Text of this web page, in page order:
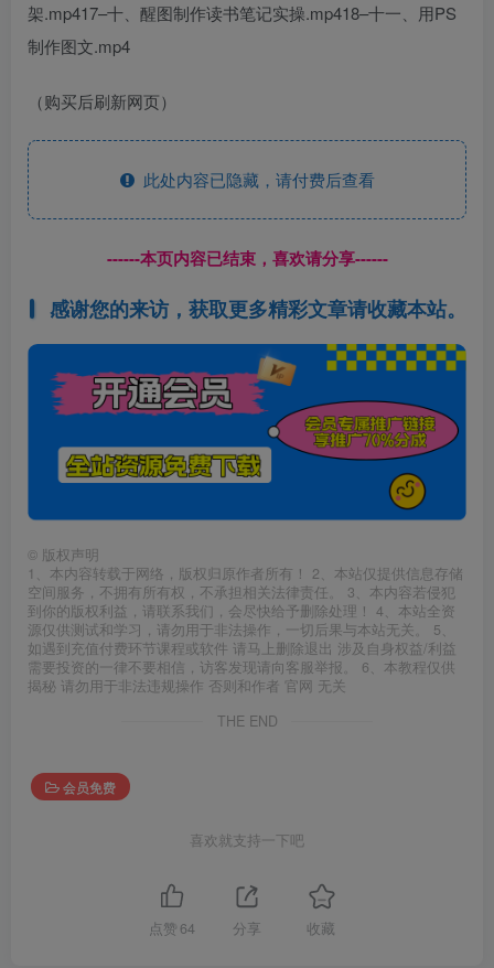
架.mp417–十、醒图制作读书笔记实操.mp418–十一、用PS
制作图文.mp4
（购买后刷新网页）
此处内容已隐藏，请付费后查看
------本页内容已结束，喜欢请分享------
感谢您的来访，获取更多精彩文章请收藏本站。
© 版权声明
1、本内容转载于网络，版权归原作者所有！ 2、本站仅提供信息存储
空间服务，不拥有所有权，不承担相关法律责任。 3、本内容若侵犯
到你的版权利益，请联系我们，会尽快给予删除处理！ 4、本站全资
源仅供测试和学习，请勿用于非法操作，一切后果与本站无关。 5、
如遇到充值付费环节课程或软件 请马上删除退出 涉及自身权益/利益
需要投资的一律不要相信，访客发现请向客服举报。 6、本教程仅供
揭秘 请勿用于非法违规操作 否则和作者 官网 无关
THE END
会员免费
喜欢就支持一下吧
点赞 64 分享 收藏